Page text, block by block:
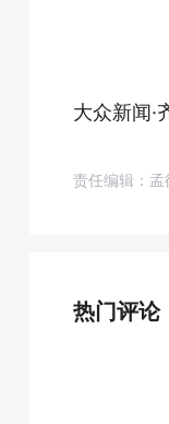
大众新闻·
责任编辑：孟
热门评论